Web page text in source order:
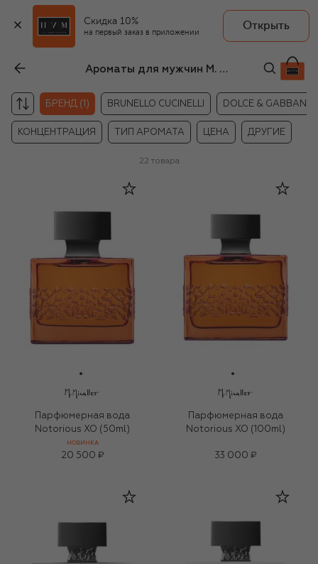
Скидка 10%
на первый заказ в приложении
Открыть
Ароматы для мужчин M. Micallef
БРЕНД (1) BRUNELLO CUCINELLI DOLCE & GABBANA
КОНЦЕНТРАЦИЯ ТИП АРОМАТА ЦЕНА ДРУГИЕ
22 товара
Парфюмерная вода
Notorious XO (50ml)
НОВИНКА
20 500 ₽
Парфюмерная вода
Notorious XO (100ml)
33 000 ₽